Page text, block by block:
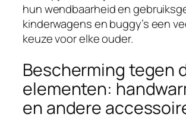
hun wendbaarheid en
kinderwagens en buggy’s een
keuze voor elke ouder.
Bescherming tegen
elementen:
en andere